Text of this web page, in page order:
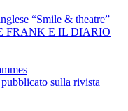
“Smile & theatre”
FRANK E IL DIARIO
sulla rivista